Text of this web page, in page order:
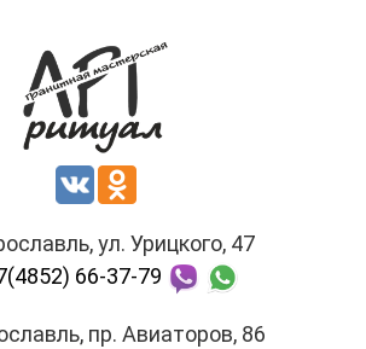
ул. Урицкого, 47
66-37-79
пр. Авиаторов, 86